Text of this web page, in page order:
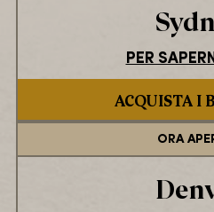
PER
ACQUISTA I
ORA